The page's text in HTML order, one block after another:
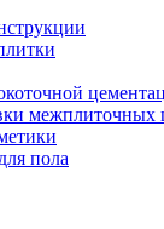
межплиточных
пола